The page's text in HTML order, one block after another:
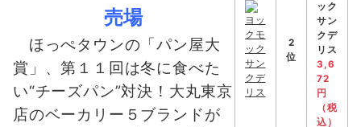
売場
ほっぺタウンの「パン屋大
賞」、第１１回は冬に食べた
い“チーズパン”対決！大丸東京
店のベーカリー５ブランドが
2
位
ック
サン
クデ
リス
3,6
72
円
（税
込）